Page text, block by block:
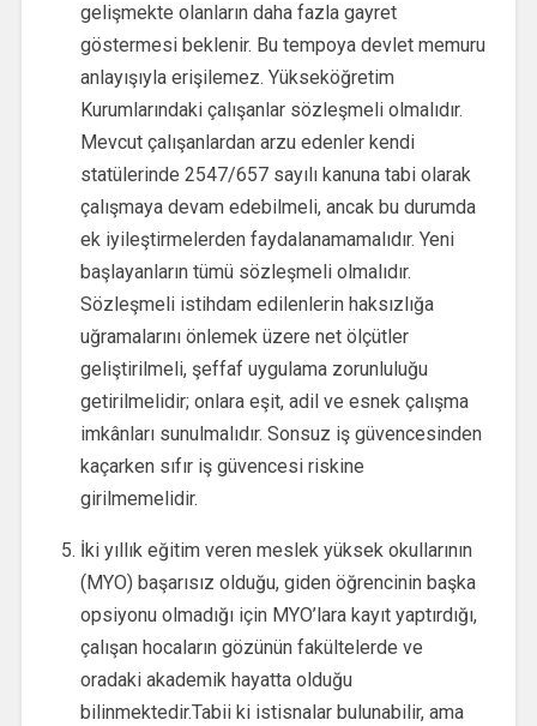
gelişmekte olanların daha fazla gayret
göstermesi beklenir. Bu tempoya devlet memuru
anlayışıyla erişilemez. Yükseköğretim
Kurumlarındaki çalışanlar sözleşmeli olmalıdır.
Mevcut çalışanlardan arzu edenler kendi
statülerinde 2547/657 sayılı kanuna tabi olarak
çalışmaya devam edebilmeli, ancak bu durumda
ek iyileştirmelerden faydalanamamalıdır. Yeni
başlayanların tümü sözleşmeli olmalıdır.
Sözleşmeli istihdam edilenlerin haksızlığa
uğramalarını önlemek üzere net ölçütler
geliştirilmeli, şeffaf uygulama zorunluluğu
getirilmelidir; onlara eşit, adil ve esnek çalışma
imkânları sunulmalıdır. Sonsuz iş güvencesinden
kaçarken sıfır iş güvencesi riskine
girilmemelidir.
İki yıllık eğitim veren meslek yüksek okullarının
(MYO) başarısız olduğu, giden öğrencinin başka
opsiyonu olmadığı için MYO’lara kayıt yaptırdığı,
çalışan hocaların gözünün fakültelerde ve
oradaki akademik hayatta olduğu
bilinmektedir.Tabii ki istisnalar bulunabilir, ama